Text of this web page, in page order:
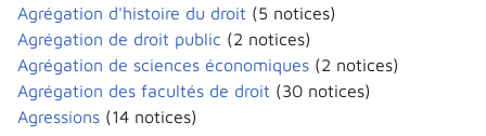
Agrégation d'histoire du droit (5 notices)
Agrégation de droit public (2 notices)
Agrégation de sciences économiques (2 notices)
Agrégation des facultés de droit (30 notices)
Agressions (14 notices)